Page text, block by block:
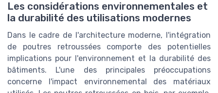
Les considérations environnementales et
la durabilité des utilisations modernes
Dans le cadre de l'architecture moderne, l'intégration
de poutres retroussées comporte des potentielles
implications pour l'environnement et la durabilité des
bâtiments. L'une des principales préoccupations
concerne l'impact environnemental des matériaux